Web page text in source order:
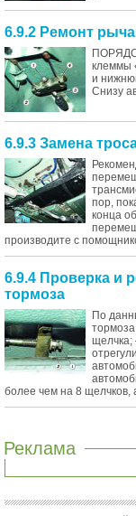
6.9.2 Ремонт
клеммы
и
Снизу
6.9.3 Замена
пор,
конца
производите с
6.9.4 Проверка и
тормоза
По
щелчка;
более чем на 8 щелчков,
Реклама